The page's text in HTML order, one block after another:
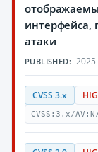
интерфейса,
атаки
PUBLISHED:
CVSS 3.x
CVSS:3.x/